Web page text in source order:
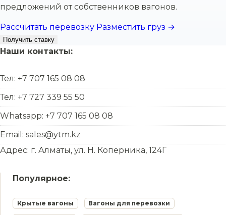
предложений от собственников вагонов.
Рассчитать перевозку Разместить груз →
Получить ставку
Наши контакты:
Тел: +7 707 165 08 08
Тел: +7 727 339 55 50
Whatsapp: +7 707 165 08 08
Email: sales@ytm.kz
Адрес: г. Алматы, ул. Н. Коперника, 124Г
Популярное:
Крытые вагоны Вагоны для перевозки